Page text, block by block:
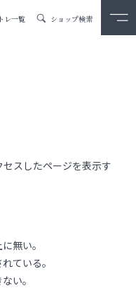
レ一覧 ショップ検索
スしたページを表示す
無い。
ている。
い。